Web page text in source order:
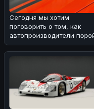
Сегодня мы хотим
поговорить о том, как
автопроизводители
хитрят с
своих мощны